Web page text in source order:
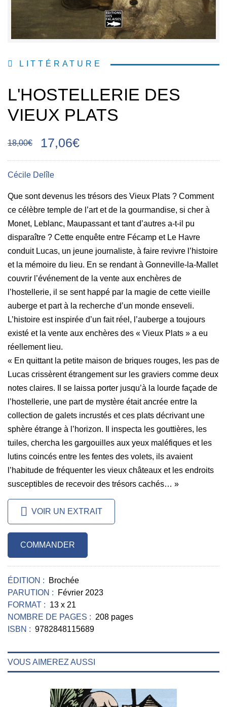
LITTÉRATURE
L'HOSTELLERIE DES
VIEUX PLATS
18,00€ 17,06€
Cécile Delîle
Que sont devenus les trésors des Vieux Plats ? Comment
ce célèbre temple de l’art et de la gourmandise, si cher à
Monet, Leblanc, Maupassant et tant d’autres a-t-il pu
disparaître ? Cette enquête entre Fécamp et Le Havre
conduit Lucas, un jeune journaliste, à faire revivre l’histoire
et la mémoire du lieu. En se rendant à Gonneville-la-Mallet
couvrir l’événement de la vente aux enchères de
l’hostellerie, il se sent happé par la magie de cette vieille
auberge et part à la recherche d’un monde enseveli.
L’histoire est inspirée d’un fait réel, l’auberge a toujours
existé et la vente aux enchères des « Vieux Plats » a eu
réellement lieu.
« En quittant la petite maison de briques rouges, les pas de
Lucas cris­sè­rent étrangement sur les graviers comme deux
notes claires. Il se laissa porter jusqu’à la lourde façade de
l’hostellerie, une part de mystère était ancrée entre la
collection de galets incrustés et ces plats décrivant une
sphère étrange à l’horizon. Il inspecta les gouttières, les
tuiles, chercha les gargouilles aux yeux maléfiques et les
lutins coincés entre les fentes des volets, ils avaient
l’habitude de fréquenter les vieux châteaux et les endroits
susceptibles de recevoir des trésors cachés… »
VOIR UN EXTRAIT
COMMANDER
ÉDITION :
Brochée
PARUTION :
Février 2023
FORMAT : 13 x 21
NOMBRE DE PAGES : 208 pages
ISBN : 9782848115689
VOUS AIMEREZ AUSSI